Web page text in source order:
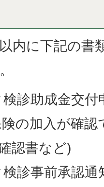
内に下記の書
診助成金交付
険の加入が確
認書など)
診事前承認通